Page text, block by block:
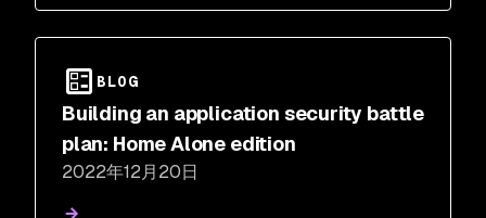
BLOG
Building an application security battle
plan: Home Alone edition
2022年12月20日